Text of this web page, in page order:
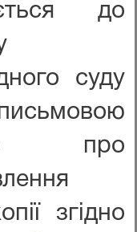
до
суду
про
згідно